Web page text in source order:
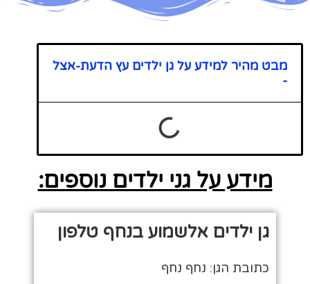
מבט מהיר למידע על גן ילדים עץ הדעת-אצל
מידע על גני ילדים נוספים:
גן ילדים אלשמוע בנחף טלפון
כתובת הגן: נחף נחף